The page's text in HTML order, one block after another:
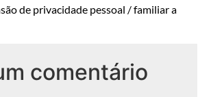
de privacidade pessoal / familiar a
comentário